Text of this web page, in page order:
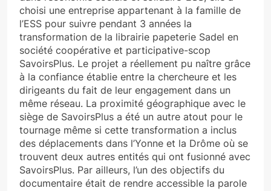
choisi une entreprise appartenant à la famille de
l’ESS pour suivre pendant 3 années la
transformation de la librairie papeterie Sadel en
société coopérative et participative-scop
SavoirsPlus. Le projet a réellement pu naître grâce
à la confiance établie entre la chercheure et les
dirigeants du fait de leur engagement dans un
même réseau. La proximité géographique avec le
siège de SavoirsPlus a été un autre atout pour le
tournage même si cette transformation a inclus
des déplacements dans l’Yonne et la Drôme où se
trouvent deux autres entités qui ont fusionné avec
SavoirsPlus. Par ailleurs, l’un des objectifs du
documentaire était de rendre accessible la parole